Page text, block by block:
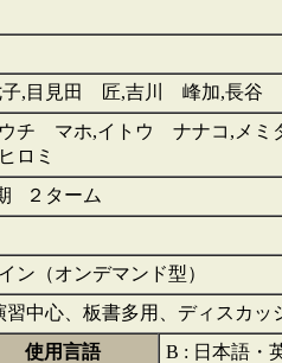
,目見田 匠,吉川 峰加,長
チ マホ,イトウ ナナコ,メ
ロミ
２ターム
ン（オンデマンド型）
習中心、板書多用、ディスカッ
使用言語
B : 日本語・